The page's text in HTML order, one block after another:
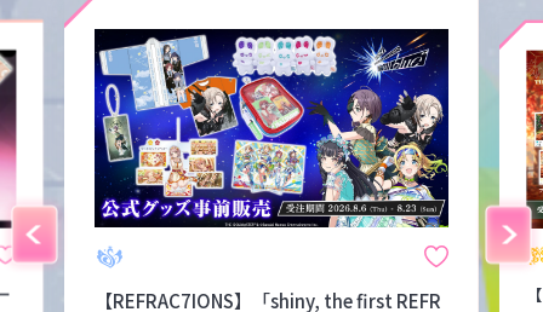
【REFRAC7IONS】「shiny, the first REFR